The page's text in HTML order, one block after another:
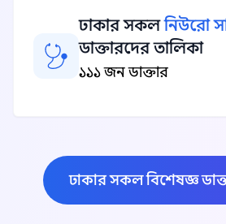
ঢাকার সকলনিউরো
ডাক্তারদের তালিকা
১১১ জন ডাক্তার
ঢাকার সকল বিশেষজ্ঞ